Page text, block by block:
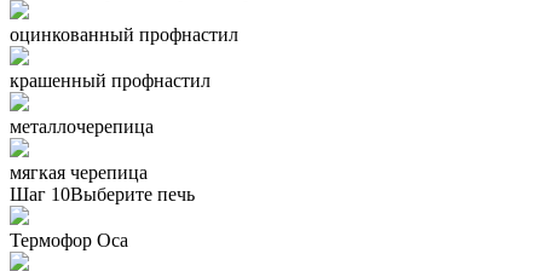
оцинкованный профнастил
крашенный профнастил
металлочерепица
мягкая черепица
Шаг 10Выберите печь
Термофор Oса